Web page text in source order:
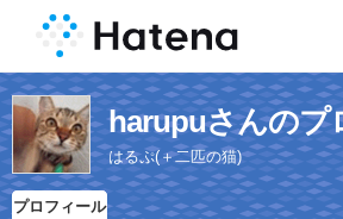
harupuさんのプ
はるぷ(＋二匹の猫)
プロフィール